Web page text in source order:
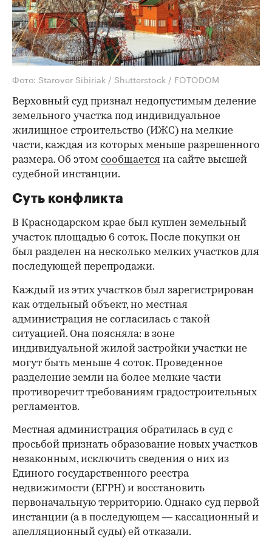
Фото: Starover Sibiriak / Shutterstock / FOTODOM
Верховный суд признал недопустимым деление
земельного участка под индивидуальное
жилищное строительство (ИЖС) на мелкие
части, каждая из которых меньше разрешенного
размера. Об этом сообщается на сайте высшей
судебной инстанции.
Суть конфликта
В Краснодарском крае был куплен земельный
участок площадью 6 соток. После покупки он
был разделен на несколько мелких участков для
последующей перепродажи.
00:00
Каждый из этих участков был зарегистрирован
как отдельный объект, но местная
администрация не согласилась с такой
ситуацией. Она поясняла: в зоне
индивидуальной жилой застройки участки не
могут быть меньше 4 соток. Проведенное
разделение земли на более мелкие части
противоречит требованиям градостроительных
регламентов.
Местная администрация обратилась в суд с
просьбой признать образование новых участков
незаконным, исключить сведения о них из
Единого государственного реестра
недвижимости (ЕГРН) и восстановить
первоначальную территорию. Однако суд первой
инстанции (а в последующем — кассационный и
апелляционный суды) ей отказали.